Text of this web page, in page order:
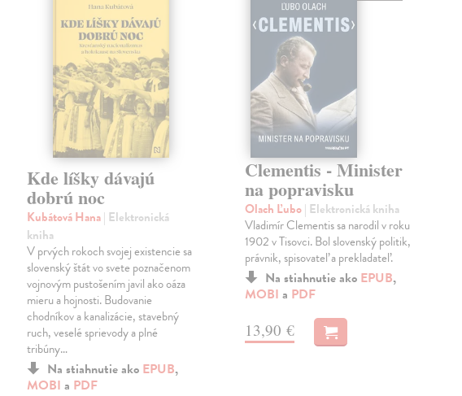
Kde líšky dávajú
dobrú noc
Kubátová Hana| Elektronická
kniha
V prvých rokoch svojej existencie sa
slovenský štát vo svete poznačenom
vojnovým pustošením javil ako oáza
mieru a hojnosti. Budovanie
chodníkov a kanalizácie, stavebný
ruch, veselé sprievody a plné
tribúny…
Na stiahnutie ako EPUB,
MOBI a PDF
Clementis - Minister
na popravisku
Olach Ľubo| Elektronická kniha
Vladimír Clementis sa narodil v roku
1902 v Tisovci. Bol slovenský politik,
právnik, spisovateľ a prekladateľ.
Na stiahnutie ako EPUB,
MOBI a PDF
13,90 €